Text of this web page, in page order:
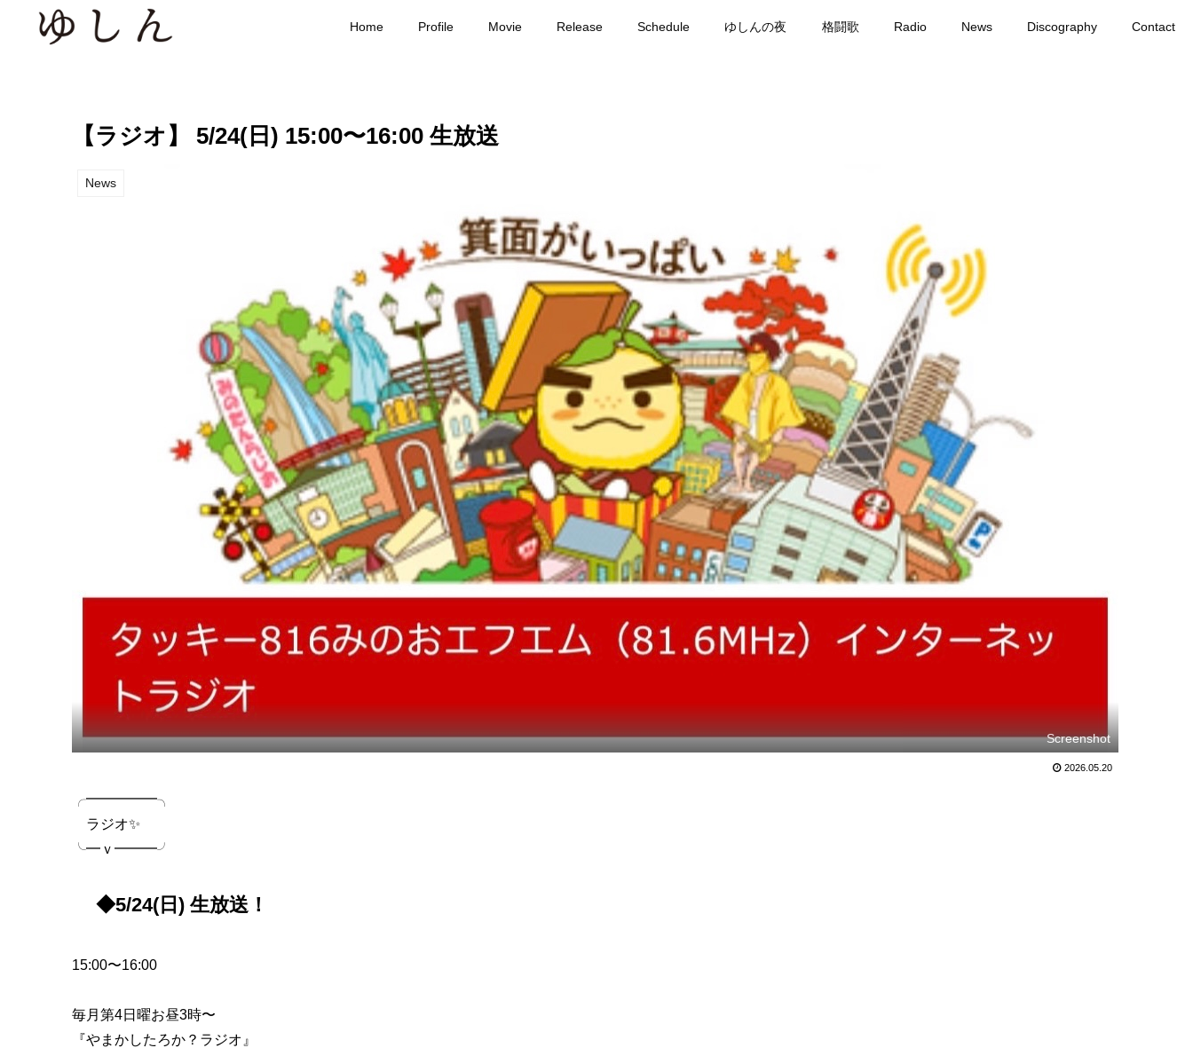
Home Profile Movie Release Schedule ゆしんの夜 格闘歌 Radio News Discography Contact
【ラジオ】 5/24(日) 15:00〜16:00 生放送
News
Screenshot
2026.05.20
╭━━━━━╮
ラジオ✨
╰━ｖ━━━╯
◆5/24(日) 生放送！
15:00〜16:00
毎月第4日曜お昼3時〜
『やまかしたろか？ラジオ』